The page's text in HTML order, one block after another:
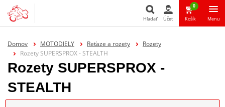
Hľadať Účet
0
Košík Menu
Domov MOTODIELY Reťaze a rozety
Rozety
Rozety SUPERSPROX - STEALTH
Rozety SUPERSPROX -
STEALTH